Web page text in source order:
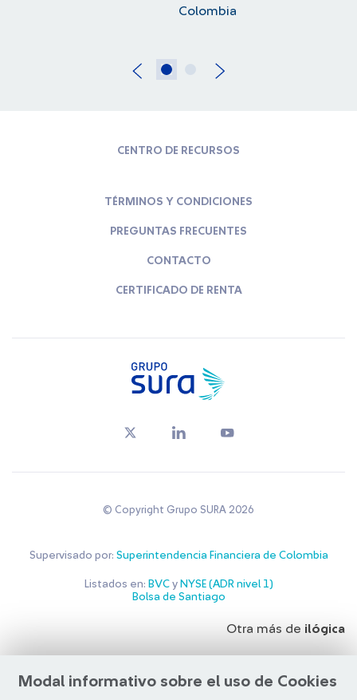
Colombia
Modal informativo sobre el uso de Cookies
CENTRO DE RECURSOS
TÉRMINOS Y CONDICIONES
PREGUNTAS FRECUENTES
CONTACTO
CERTIFICADO DE RENTA
© Copyright Grupo SURA 2026
Supervisado por: Superintendencia Financiera de Colombia
Listados en: BVCy NYSE (ADR nivel 1)
Bolsa de Santiago
Otra más de ilógica